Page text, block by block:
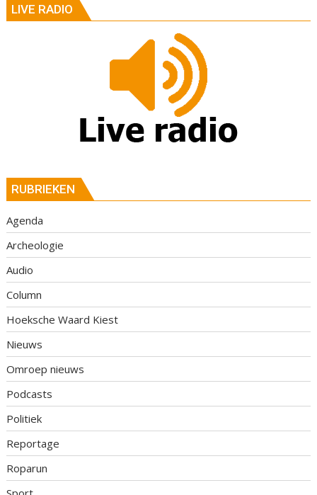
LIVE RADIO
RUBRIEKEN
Agenda
Archeologie
Audio
Column
Hoeksche Waard Kiest
Nieuws
Omroep nieuws
Podcasts
Politiek
Reportage
Roparun